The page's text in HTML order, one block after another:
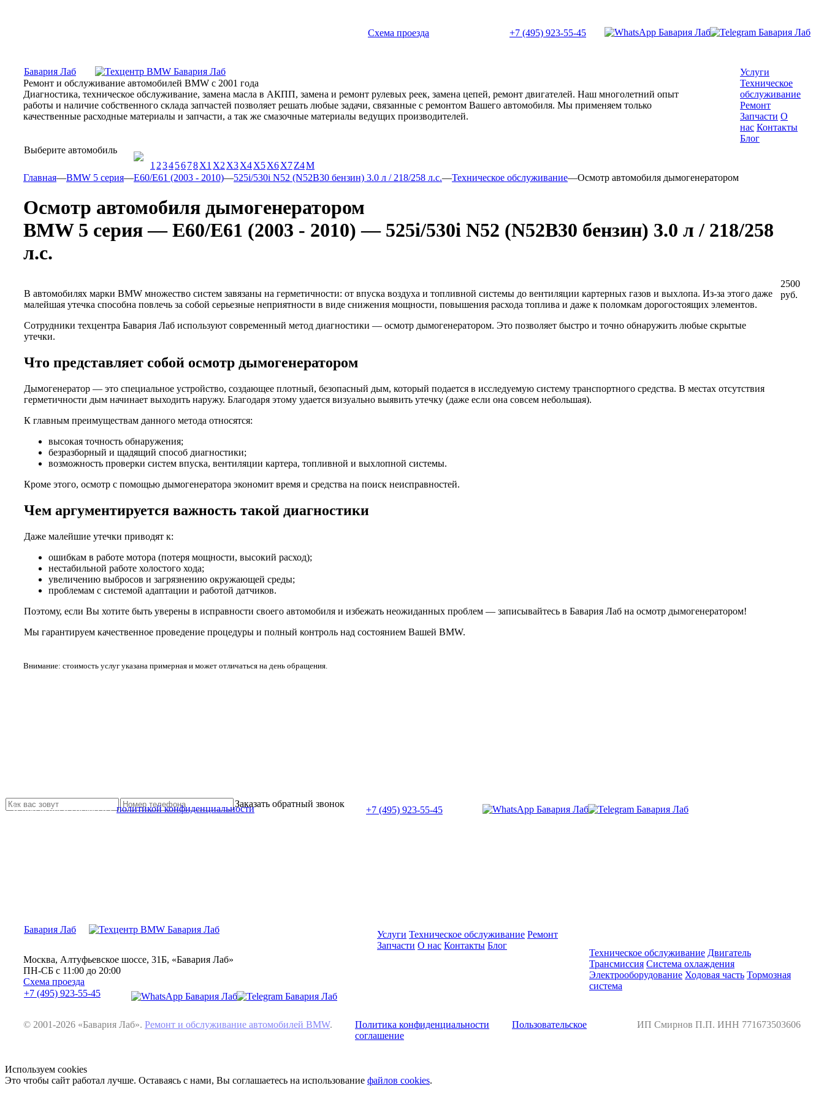
Схема проезда +7 (495) 923-55-45
Бавария Лаб
Ремонт и обслуживание автомобилей BMW с 2001 года
Диагностика, техническое обслуживание, замена масла в АКПП, замена и ремонт рулевых реек, замена цепей, ремонт двигателей. Наш многолетний опыт
работы и наличие собственного склада запчастей позволяет решать любые задачи, связанные с ремонтом Вашего автомобиля. Мы применяем только
качественные расходные материалы и запчасти, а так же смазочные материалы ведущих производителей.
Услуги
Техническое
обслуживание
Ремонт
Запчасти О
нас Контакты
Блог
Выберите автомобиль
1 2345678X1 X2 X3X4X5X6X7Z4М
Главная—BMW 5 серия—E60/E61 (2003 - 2010)—525i/530i N52 (N52B30 бензин) 3.0 л / 218/258 л.с.—Техническое обслуживание—Осмотр автомобиля дымогенератором
Осмотр автомобиля дымогенератором
BMW 5 серия — E60/E61 (2003 - 2010) — 525i/530i N52 (N52B30 бензин) 3.0 л / 218/258
л.с.
В автомобилях марки BMW множество систем завязаны на герметичности: от впуска воздуха и топливной системы до вентиляции картерных газов и выхлопа. Из-за этого даже
малейшая утечка способна повлечь за собой серьезные неприятности в виде снижения мощности, повышения расхода топлива и даже к поломкам дорогостоящих элементов.
Сотрудники техцентра Бавария Лаб используют современный метод диагностики — осмотр дымогенератором. Это позволяет быстро и точно обнаружить любые скрытые
утечки.
Что представляет собой осмотр дымогенератором
Дымогенератор — это специальное устройство, создающее плотный, безопасный дым, который подается в исследуемую систему транспортного средства. В местах отсутствия
герметичности дым начинает выходить наружу. Благодаря этому удается визуально выявить утечку (даже если она совсем небольшая).
К главным преимуществам данного метода относятся:
высокая точность обнаружения;
безразборный и щадящий способ диагностики;
возможность проверки систем впуска, вентиляции картера, топливной и выхлопной системы.
Кроме этого, осмотр с помощью дымогенератора экономит время и средства на поиск неисправностей.
Чем аргументируется важность такой диагностики
Даже малейшие утечки приводят к:
ошибкам в работе мотора (потеря мощности, высокий расход);
нестабильной работе холостого хода;
увеличению выбросов и загрязнению окружающей среды;
проблемам с системой адаптации и работой датчиков.
Поэтому, если Вы хотите быть уверены в исправности своего автомобиля и избежать неожиданных проблем — записывайтесь в Бавария Лаб на осмотр дымогенератором!
Мы гарантируем качественное проведение процедуры и полный контроль над состоянием Вашей BMW.
2500
руб.
Внимание: стоимость услуг указана примерная и может отличаться на день обращения.
Заказать обратный звонок
Я прочитал и согласен сполитикой конфиденциальности
+7 (495) 923-55-45
Бавария Лаб
Москва, Алтуфьевское шоссе, 31Б, «Бавария Лаб»
ПН-СБ с 11:00 до 20:00
Схема проезда
+7 (495) 923-55-45
Услуги Техническое обслуживание Ремонт
Запчасти О нас Контакты Блог
Техническое обслуживание Двигатель
Трансмиссия Система охлаждения
Электрооборудование Ходовая часть Тормозная
система
© 2001-2026 «Бавария Лаб». Ремонт и обслуживание автомобилей BMW. Политика конфиденциальности
Пользовательское
соглашение
ИП Смирнов П.П. ИНН 771673503606
Используем cookies
Это чтобы сайт работал лучше. Оставаясь с нами, Вы соглашаетесь на использование файлов cookies.